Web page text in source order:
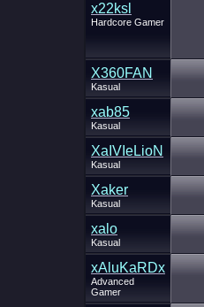
x22ksl
Hardcore Gamer
X360FAN
Kasual
xab85
Kasual
XaIVIeLioN
Kasual
Xaker
Kasual
xalo
Kasual
xAluKaRDx
Advanced
Gamer